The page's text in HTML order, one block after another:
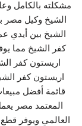
مشكلته بالكامل
الشيخ وكيل مصر
الشيخ بين أيدي
كفر الشيخ مما
اريستون كفر
اريستون كفر
قائمة أفضل
المعتمد مصر
العالمي ويوفر